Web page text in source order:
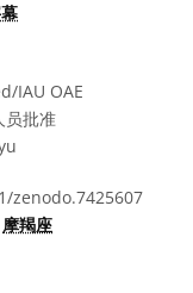
IAU OAE
员批准
zenodo.7425607
摩羯座